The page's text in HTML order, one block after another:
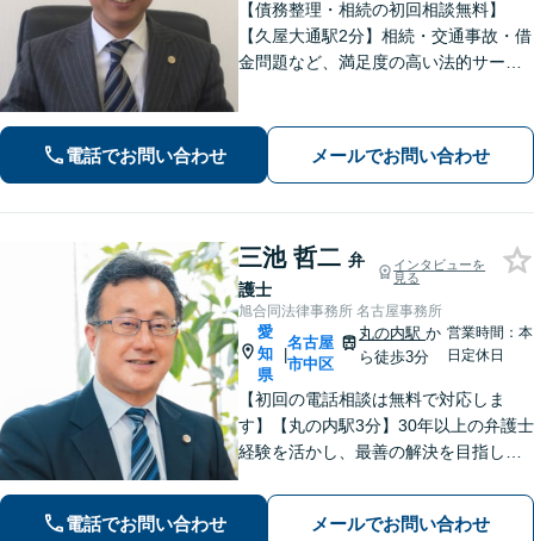
【債務整理・相続の初回相談無料】
【久屋大通駅2分】相続・交通事故・借
金問題など、満足度の高い法的サービ
重ねつつ、誠実に相談者と向き合い続
けます。お気軽にご相談ください。
電話でお問い合わせ メールでお問い合わせ
三池 哲二 弁
護士
インタビューを
見る
旭合同法律事務所 名古屋事務所
愛
知
県
|
名古屋
市中区
丸の内駅か
ら徒歩3分
営業時間：本
日定休日
【初回の電話相談は無料で対応しま
す】【丸の内駅3分】30年以上の弁護士
経験を活かし、最善の解決を目指しま
向けて尽力【労働問題】証拠集め・準
備から親身にサポート【他士業と連
電話でお問い合わせ メールでお問い合わせ